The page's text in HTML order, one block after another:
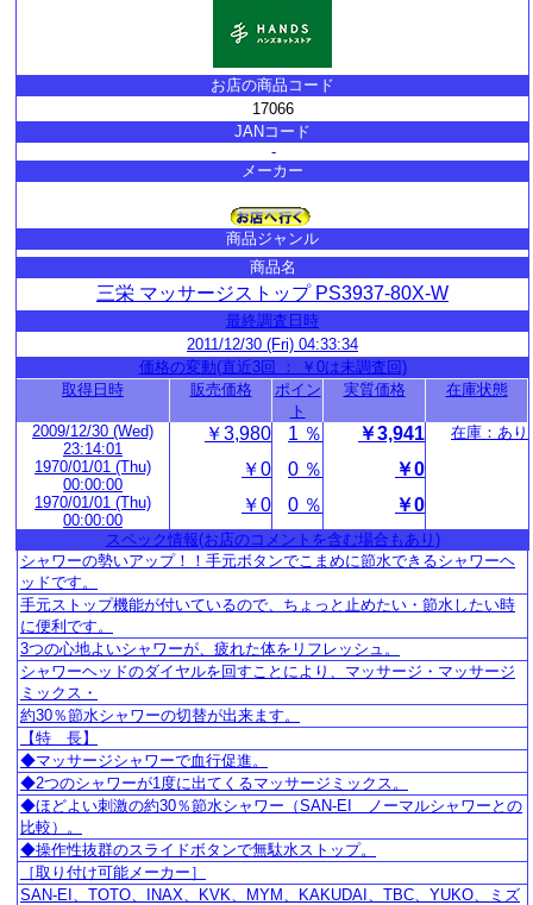
お店の商品コード
17066
JANコード
-
メーカー
商品ジャンル
商品名
三栄 マッサージストップ PS3937-80X-W
最終調査日時
2011/12/30 (Fri) 04:33:34
価格の変動(直近3回 ： ￥0は未調査回)
取得日時
販売価格
ポイン
ト
実質価格 在庫状態
2009/12/30 (Wed)
23:14:01
￥3,980 1 ％ ￥3,941
在庫：あり
1970/01/01 (Thu)
00:00:00
￥0 0 ％ ￥0
1970/01/01 (Thu)
00:00:00
￥0 0 ％ ￥0
スペック情報(お店のコメントを含む場合もあり)
シャワーの勢いアップ！！手元ボタンでこまめに節水できるシャワーヘ
ッドです。
手元ストップ機能が付いているので、ちょっと止めたい・節水したい時
に便利です。
3つの心地よいシャワーが、疲れた体をリフレッシュ。
シャワーヘッドのダイヤルを回すことにより、マッサージ・マッサージ
ミックス・
約30％節水シャワーの切替が出来ます。
【特 長】
◆マッサージシャワーで血行促進。
◆2つのシャワーが1度に出てくるマッサージミックス。
◆ほどよい刺激の約30％節水シャワー（SAN-EI ノーマルシャワーとの
比較）。
◆操作性抜群のスライドボタンで無駄水ストップ。
［取り付け可能メーカー］
SAN-EI、TOTO、INAX、KVK、MYM、KAKUDAI、TBC、YUKO、ミズ